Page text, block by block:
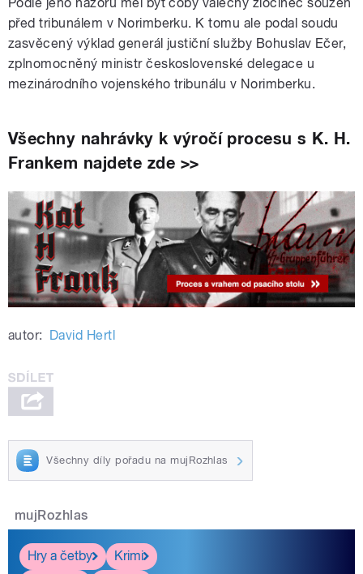
před tribunálem v Norimberku. K tomu ale podal soudu
zasvěcený výklad generál justiční služby Bohuslav Ečer,
zplnomocněný ministr československé delegace u
mezinárodního vojenského tribunálu v Norimberku.
Všechny nahrávky k výročí procesu s K. H.
Frankem najdete zde >>
autor: David Hertl
Všechny díly pořadu na mujRozhlas
mujRozhlas
Hry a četby Krimi